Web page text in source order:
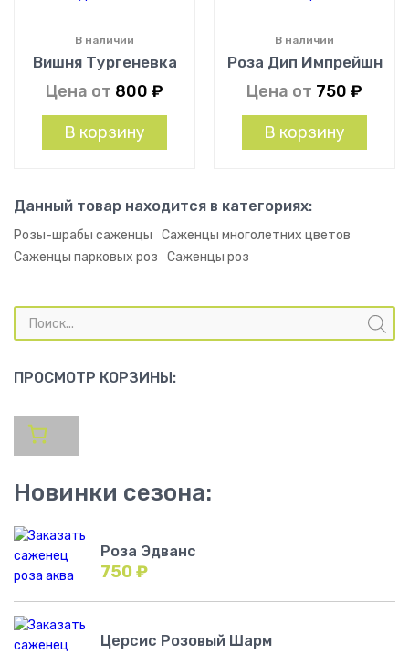
Вишня Тургеневка
В наличии
Цена от 800 ₽
В корзину
Роза Дип Импрейшн
В наличии
Цена от 750 ₽
В корзину
Данный товар находится в категориях:
Розы-шрабы саженцы
Саженцы многолетних цветов
Саженцы парковых роз
Саженцы роз
Поиск
товаров
ПРОСМОТР КОРЗИНЫ:
Новинки сезона:
Роза Эдванс
750₽
Церсис Розовый Шарм